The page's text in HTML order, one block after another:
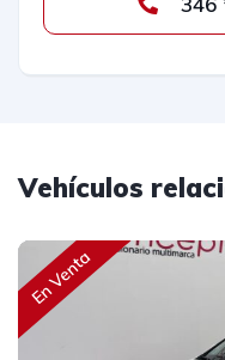
Vehículos
En Venta